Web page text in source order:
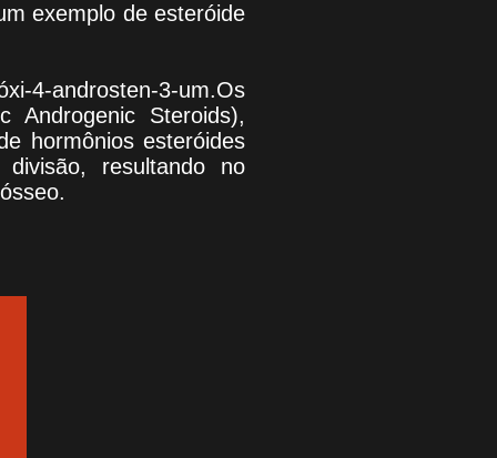
exemplo de esteróide
4-androsten-3-um.Os
Androgenic Steroids),
hormônios esteróides
resultando no